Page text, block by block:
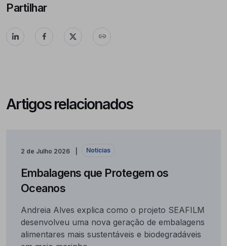
Partilhar
Artigos relacionados
2 de Julho 2026 Notícias
Embalagens que Protegem os
Oceanos
Andreia Alves explica como o projeto SEAFILM
desenvolveu uma nova geração de embalagens
alimentares mais sustentáveis e biodegradáveis